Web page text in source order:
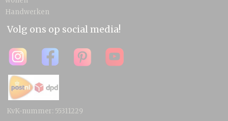
Handwerken
Volg ons op social media!
KvK-nummer: 55311229